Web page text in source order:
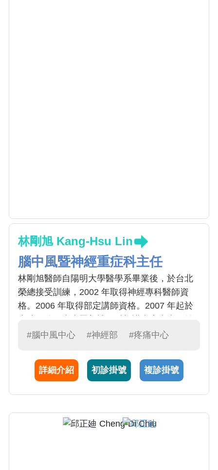
林剛旭 Kang-Hsu Lin
腦中風暨神經重症科主任
林剛旭醫師自陽明大學醫學系畢業後，於台北
榮總接受訓練，2002 年取得神經專科醫師資
格。2006 年取得部定講師資格。2007 年起於
自 2009 年起擔任腦中風暨神經重症加護病房主
於頭痛疾病之診斷及治療。
#腦中風中心 #神經部 #疼痛中心
詳細介紹 初診掛號 複診掛號